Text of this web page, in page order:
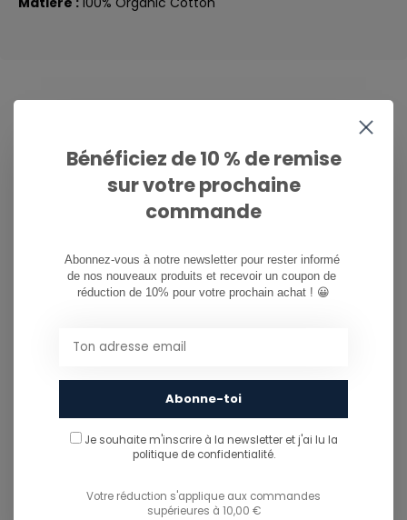
Service à la clientèle: heures d'ouverture
info@ostreet.be
TU POURRAIS AUSSI AIMER...
Bénéficiez de 10 % de remise
sur votre prochaine
commande
Abonnez-vous à notre newsletter pour rester informé
de nos nouveaux produits et recevoir un coupon de
réduction de 10% pour votre prochain achat ! 😀
Abonne-toi
Je souhaite m'inscrire à la newsletter et j'ai lu la
politique de confidentialité.
Votre réduction s'applique aux commandes
supérieures à 10,00 €